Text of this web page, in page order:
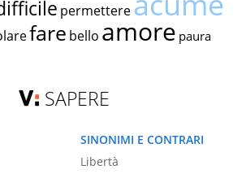
permettere
fare bello amore paura
SAPERE
SINONIMI E CONTRARI
Libertà